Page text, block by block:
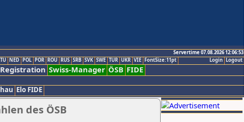
Servertime 07.08.2026 12:06:53
Logout
Login
NED POL POR ROU RUS SRB SVK SWE TUR UKR VIE FontSize:11pt
Swiss-Manager ÖSB FIDE
Elo FIDE
des ÖSB